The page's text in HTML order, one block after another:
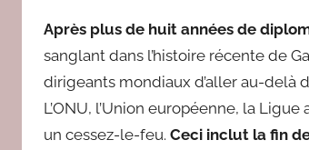
Après plus de huit années de
sanglant dans l’histoire récente de
dirigeants mondiaux d’aller au-delà
L’ONU, l’Union européenne, la
un cessez-le-feu. Ceci inclut la fin